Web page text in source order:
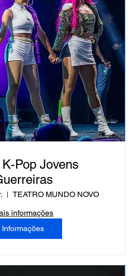
TEATRO MUNDO NOVO
informações
Informações